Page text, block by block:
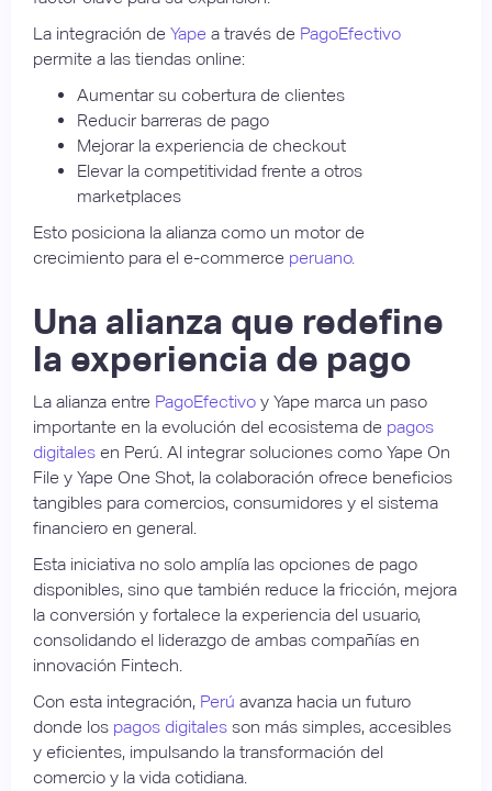
La integración de Yape a través de PagoEfectivo
permite a las tiendas online:
Aumentar su cobertura de clientes
Reducir barreras de pago
Mejorar la experiencia de checkout
Elevar la competitividad frente a otros
marketplaces
Esto posiciona la alianza como un motor de
crecimiento para el e-commerce peruano.
Una alianza que redefine
la experiencia de pago
La alianza entre PagoEfectivo y Yape marca un paso
importante en la evolución del ecosistema de pagos
digitales en Perú. Al integrar soluciones como Yape On
File y Yape One Shot, la colaboración ofrece beneficios
tangibles para comercios, consumidores y el sistema
financiero en general.
Esta iniciativa no solo amplía las opciones de pago
disponibles, sino que también reduce la fricción, mejora
la conversión y fortalece la experiencia del usuario,
consolidando el liderazgo de ambas compañías en
innovación Fintech.
Con esta integración, Perú avanza hacia un futuro
donde los pagos digitales son más simples, accesibles
y eficientes, impulsando la transformación del
comercio y la vida cotidiana.